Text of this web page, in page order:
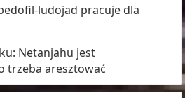
ludojad pracuje dla
Netanjahu jest
trzeba aresztować